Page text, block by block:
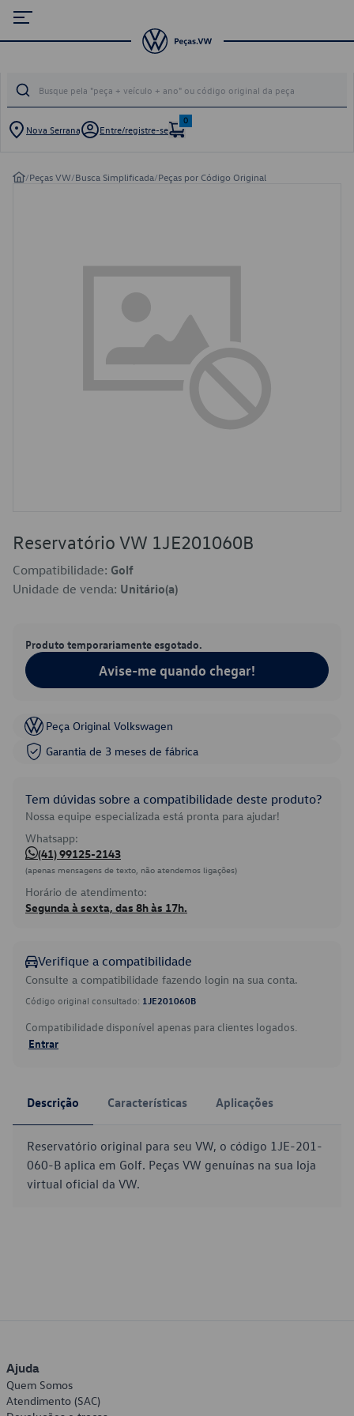
Nova Serrana Entre/registre-se
0
/Peças VW/Busca Simplificada/Peças por Código Original
Reservatório VW 1JE201060B
Compatibilidade: Golf
Unidade de venda: Unitário(a)
Produto temporariamente esgotado.
Avise-me quando chegar!
Peça Original Volkswagen
Garantia de 3 meses de fábrica
Tem dúvidas sobre a compatibilidade deste produto?
Nossa equipe especializada está pronta para ajudar!
Whatsapp:
(41) 99125-2143
(apenas mensagens de texto, não atendemos ligações)
Horário de atendimento:
Segunda à sexta, das 8h às 17h.
Verifique a compatibilidade
Consulte a compatibilidade fazendo login na sua conta.
Código original consultado: 1JE201060B
Compatibilidade disponível apenas para clientes logados.
Entrar
Descrição Características Aplicações
Reservatório original para seu VW, o código 1JE-201-
060-B aplica em Golf. Peças VW genuínas na sua loja
virtual oficial da VW.
Ajuda
Quem Somos
Atendimento (SAC)